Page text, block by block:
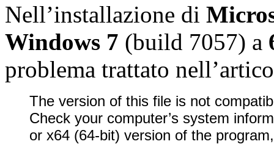
Nell’installazione di
Windows 7 (build 7057) a
problema trattato
The version of this file is not
Check your computer’s system
or x64 (64-bit) version of the